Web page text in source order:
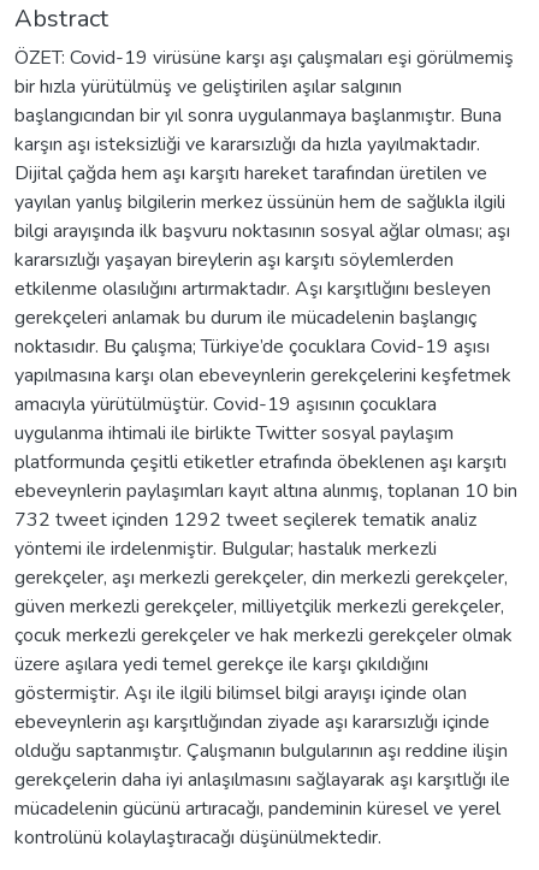
Abstract
ÖZET: Covid-19 virüsüne karşı aşı çalışmaları eşi görülmemiş
bir hızla yürütülmüş ve geliştirilen aşılar salgının
başlangıcından bir yıl sonra uygulanmaya başlanmıştır. Buna
karşın aşı isteksizliği ve kararsızlığı da hızla yayılmaktadır.
Dijital çağda hem aşı karşıtı hareket tarafından üretilen ve
yayılan yanlış bilgilerin merkez üssünün hem de sağlıkla ilgili
bilgi arayışında ilk başvuru noktasının sosyal ağlar olması; aşı
kararsızlığı yaşayan bireylerin aşı karşıtı söylemlerden
etkilenme olasılığını artırmaktadır. Aşı karşıtlığını besleyen
gerekçeleri anlamak bu durum ile mücadelenin başlangıç
noktasıdır. Bu çalışma; Türkiye’de çocuklara Covid-19 aşısı
yapılmasına karşı olan ebeveynlerin gerekçelerini keşfetmek
amacıyla yürütülmüştür. Covid-19 aşısının çocuklara
uygulanma ihtimali ile birlikte Twitter sosyal paylaşım
platformunda çeşitli etiketler etrafında öbeklenen aşı karşıtı
ebeveynlerin paylaşımları kayıt altına alınmış, toplanan 10 bin
732 tweet içinden 1292 tweet seçilerek tematik analiz
yöntemi ile irdelenmiştir. Bulgular; hastalık merkezli
gerekçeler, aşı merkezli gerekçeler, din merkezli gerekçeler,
güven merkezli gerekçeler, milliyetçilik merkezli gerekçeler,
çocuk merkezli gerekçeler ve hak merkezli gerekçeler olmak
üzere aşılara yedi temel gerekçe ile karşı çıkıldığını
göstermiştir. Aşı ile ilgili bilimsel bilgi arayışı içinde olan
ebeveynlerin aşı karşıtlığından ziyade aşı kararsızlığı içinde
olduğu saptanmıştır. Çalışmanın bulgularının aşı reddine ilişin
gerekçelerin daha iyi anlaşılmasını sağlayarak aşı karşıtlığı ile
mücadelenin gücünü artıracağı, pandeminin küresel ve yerel
kontrolünü kolaylaştıracağı düşünülmektedir.